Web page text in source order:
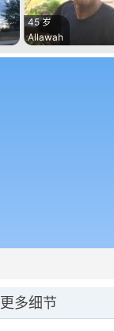
45 岁
Allawah
更多细节